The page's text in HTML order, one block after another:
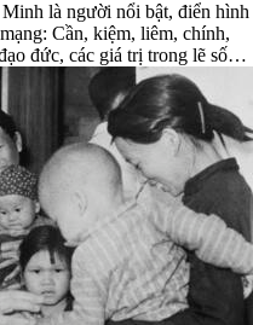
là người nổi bật, điển hình
Cần, kiệm, liêm, chính,
đức, các giá trị trong lẽ sống,
...